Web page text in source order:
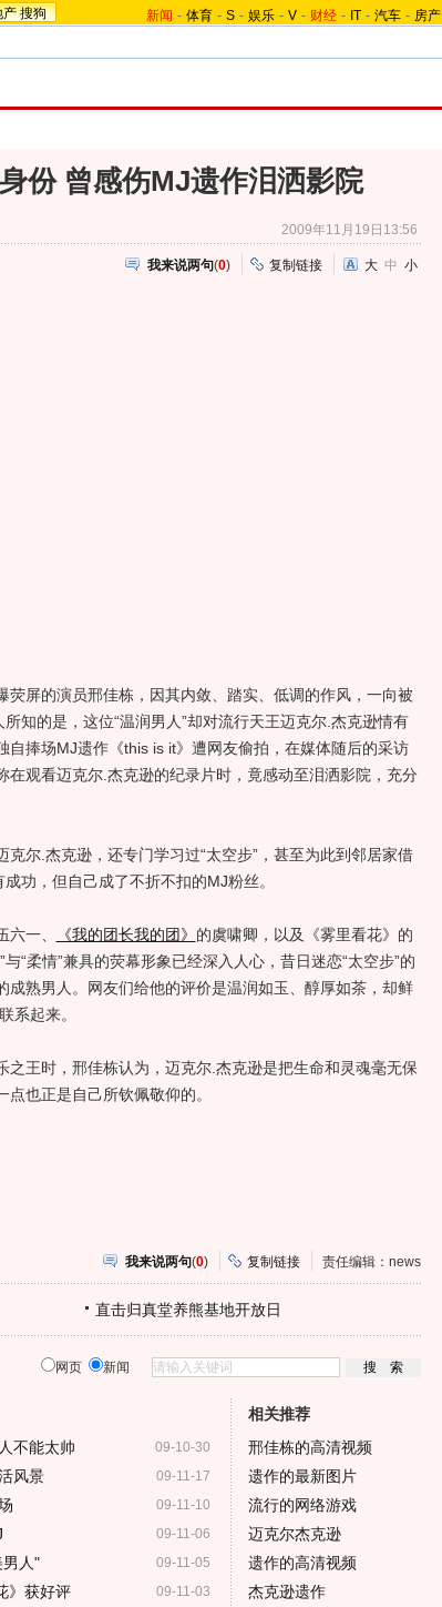
产 搜狗 新闻 - 体育 - S - 娱乐 - V - 财经 - IT - 汽车 - 房产
份 曾感伤MJ遗作泪洒影院
2009年11月19日13:56
我来说两句(0) 复制链接 大 中 小
屏的演员邢佳栋，因其内敛、踏实、低调的作风，一向被
知的是，这位“温润男人”却对流行天王迈克尔.杰克逊情有
自捧场MJ遗作《this is it》遭网友偷拍，在媒体随后的采访
在观看迈克尔.杰克逊的纪录片时，竟感动至泪洒影院，充分
尔.杰克逊，还专门学习过“太空步”，甚至为此到邻居家借
功，但自己成了不折不扣的MJ粉丝。
六一、 《我的团长我的团》 的虞啸卿，以及《雾里看花》的
“柔情”兼具的荧幕形象已经深入人心，昔日迷恋“太空步”的
成熟男人。网友们给他的评价是温润如玉、醇厚如茶，却鲜
系起来。
王时，邢佳栋认为，迈克尔.杰克逊是把生命和灵魂毫无保
也正是自己所钦佩敬仰的。
我来说两句(0) 复制链接 责任编辑：news
直击归真堂养熊基地开放日
网页 新闻
09-10-30
不能太帅
09-11-17
风景
09-11-10
09-11-06
09-11-05
男人"
09-11-03
》获好评
相关推荐
邢佳栋的高清视频
遗作的最新图片
流行的网络游戏
迈克尔杰克逊
遗作的高清视频
杰克逊遗作